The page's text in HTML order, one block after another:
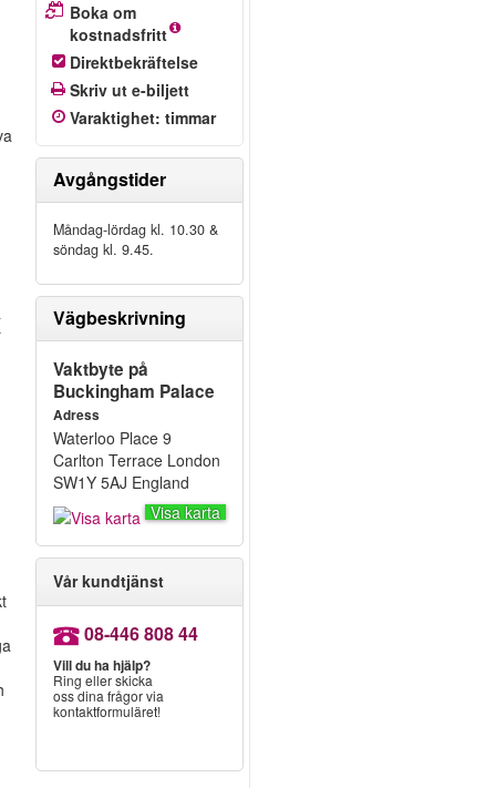
Boka om
kostnadsfritt
Direktbekräftelse
Skriv ut e-biljett
Varaktighet: timmar
Avgångstider
Måndag-lördag kl. 10.30 &
söndag kl. 9.45.
Vägbeskrivning
Vaktbyte på
Buckingham Palace
Adress
Waterloo Place 9
Carlton Terrace London
SW1Y 5AJ England
Visa karta
Vår kundtjänst
08-446 808 44
Vill du ha hjälp?
Ring eller skicka
oss dina frågor via
kontaktformuläret!